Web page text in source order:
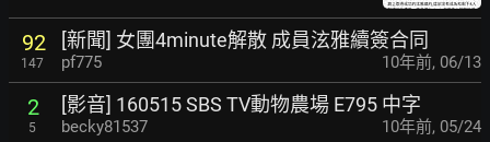
92
147
[新聞] 女團4minute解散 成員泫雅續簽合同
pf775 10年前, 06/13
2
5
[影音] 160515 SBS TV動物農場 E795 中字
becky81537 10年前, 05/24